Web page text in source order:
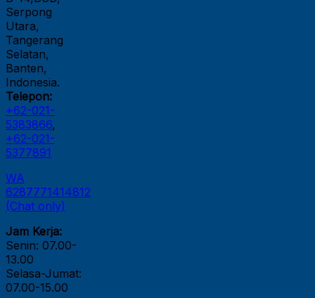
Serpong
Utara,
Tangerang
Selatan,
Banten,
Indonesia.
Telepon:
+62-021-
5383866,
+62-021-
5377891
WA
6287771414812
(Chat only)
Jam Kerja:
Senin: 07.00-
13.00
Selasa-Jumat:
07.00-15.00